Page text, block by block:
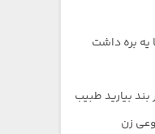
یه بره داشت
بیارید طبیب
زن